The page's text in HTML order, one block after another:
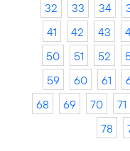
32
33 34
41
42 43
50
51 52
59
60 61
68
69 70 71
78